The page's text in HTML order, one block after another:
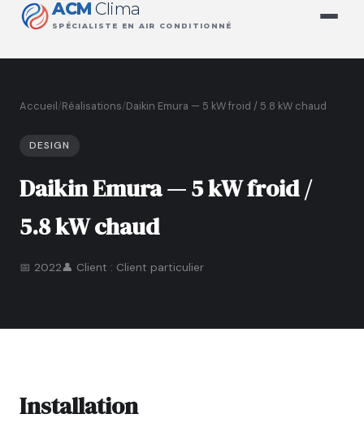
ACM Clima
SPÉCIALISTE EN AIR CONDITIONNÉ
Accueil/Réalisations/Daikin Emura — 5 kW froid / 5.8 kW chaud
DESIGN
Daikin Emura — 5 kW froid /
5.8 kW chaud
📅 2022👤 Client : Client particulier
Installation